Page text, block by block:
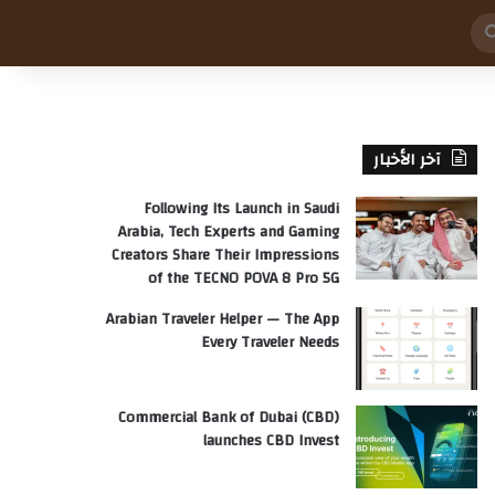
عن
آخر الأخبار
Following Its Launch in Saudi
Arabia, Tech Experts and Gaming
Creators Share Their Impressions
of the TECNO POVA 8 Pro 5G
Arabian Traveler Helper — The App
Every Traveler Needs
Commercial Bank of Dubai (CBD)
launches CBD Invest